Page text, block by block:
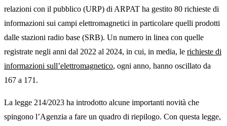
relazioni con il pubblico (URP) di ARPAT ha gestito 80 richieste di
informazioni sui campi elettromagnetici in particolare quelli prodotti
dalle stazioni radio base (SRB). Un numero in linea con quelle
registrate negli anni dal 2022 al 2024, in cui, in media, le richieste di
informazioni sull’elettromagnetico, ogni anno, hanno oscillato da
167 a 171.
La legge 214/2023 ha introdotto alcune importanti novità che
spingono l’Agenzia a fare un quadro di riepilogo. Con questa legge,